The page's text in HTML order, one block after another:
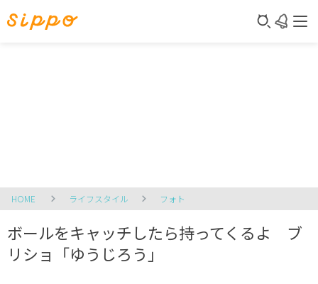
HOME ライフスタイル フォト
ボールをキャッチしたら持ってくるよ ブ
リショ「ゆうじろう」